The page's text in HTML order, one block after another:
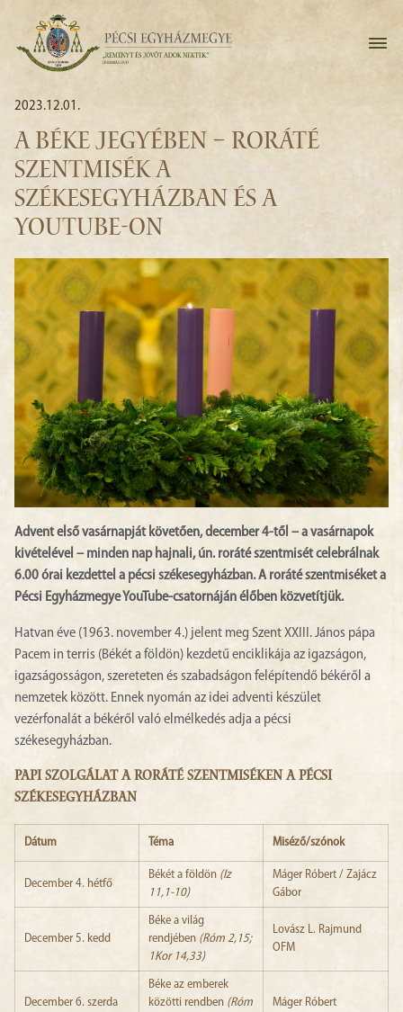
2023.12.01.
A BÉKE JEGYÉBEN – RORÁTÉ
SZENTMISÉK A
SZÉKESEGYHÁZBAN ÉS A
YOUTUBE-ON
Advent első vasárnapját követően, december 4-től – a vasárnapok
kivételével – minden nap hajnali, ún. roráté szentmisét celebrálnak
6.00 órai kezdettel a pécsi székesegyházban. A roráté szentmiséket a
Pécsi Egyházmegye YouTube-csatornáján élőben közvetítjük.
Hatvan éve (1963. november 4.) jelent meg Szent XXIII. János pápa
Pacem in terris (Békét a földön) kezdetű enciklikája az igazságon,
igazságosságon, szereteten és szabadságon felépítendő békéről a
nemzetek között. Ennek nyomán az idei adventi készület
vezérfonalát a békéről való elmélkedés adja a pécsi
székesegyházban.
PAPI SZOLGÁLAT A RORÁTÉ SZENTMISÉKEN A PÉCSI
SZÉKESEGYHÁZBAN
Dátum Téma Miséző/szónok
December 4. hétfő
Békét a földön (Iz
11,1-10)
Máger Róbert / Zajácz
Gábor
December 5. kedd
Béke a világ
rendjében (Róm 2,15;
1Kor 14,33)
Lovász L. Rajmund
OFM
December 6. szerda
Béke az emberek
közötti rendben (Róm
Máger Róbert